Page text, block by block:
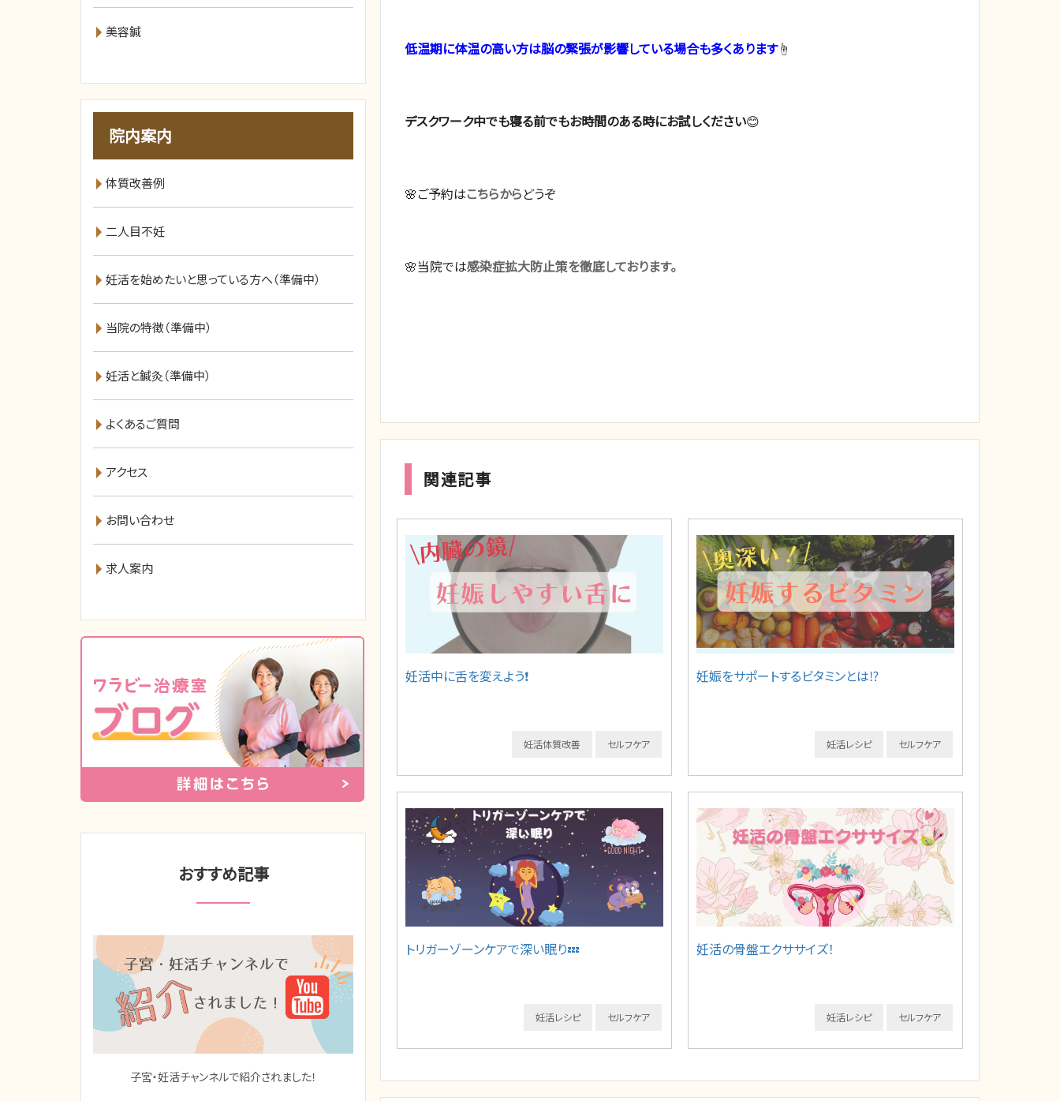
低温期に体温の高い方は脳の緊張が影響している場合も多くあります☝️
デスクワーク中でも寝る前でもお時間のある時にお試しください😊
🌸ご予約はこちらからどうぞ
🌸当院では感染症拡大防止策を徹底しております。
関連記事
妊活中に舌を変えよう❗️
セルフケア
妊活体質改善
妊娠をサポートするビタミンとは⁉️
セルフケア
妊活レシピ
トリガーゾーンケアで深い眠り💤
セルフケア
妊活レシピ
妊活の骨盤エクササイズ！
セルフケア
妊活レシピ
美容鍼
院内案内
体質改善例
二人目不妊
妊活を始めたいと思っている方へ（準備中）
当院の特徴（準備中）
妊活と鍼灸（準備中）
よくあるご質問
アクセス
お問い合わせ
求人案内
おすすめ記事
子宮・妊活チャンネルで紹介されました！